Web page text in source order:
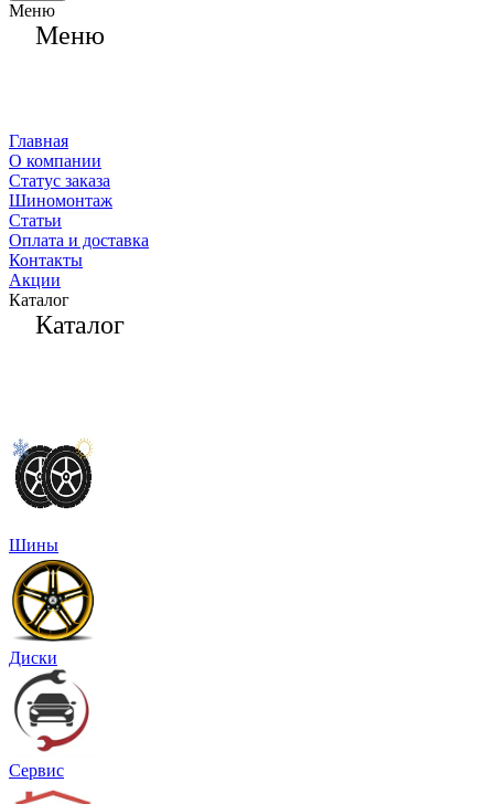
Меню
Меню
Главная
О компании
Статус заказа
Шиномонтаж
Статьи
Оплата и доставка
Контакты
Акции
Каталог
Каталог
Шины
Диски
Сервис